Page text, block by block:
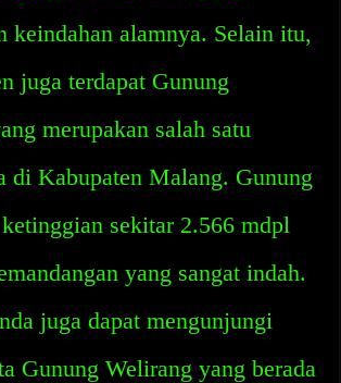
keindahan alamnya. Selain itu,
juga terdapat Gunung
merupakan salah satu
di Kabupaten Malang. Gunung
sekitar 2.566 mdpl
yang sangat indah.
juga dapat mengunjungi
Gunung Welirang yang berada